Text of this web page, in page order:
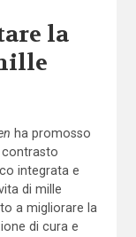
la
ha promosso
contrasto
integrata e
di mille
a migliorare la
di cura e